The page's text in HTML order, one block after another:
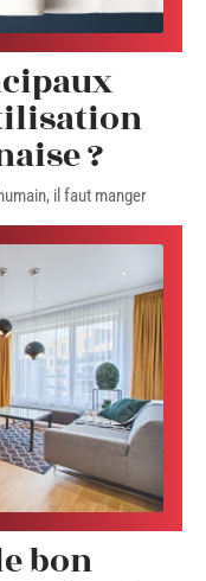
?
il faut manger
bon